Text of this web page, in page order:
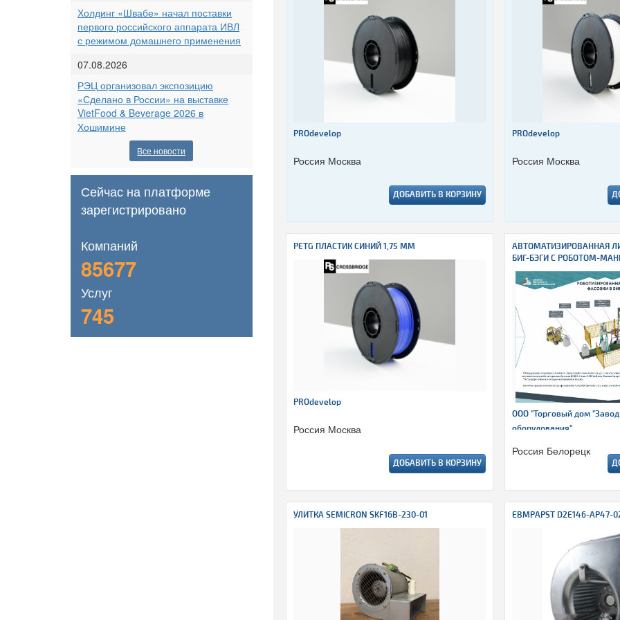
Холдинг «Швабе» начал поставки
первого российского аппарата ИВЛ
с режимом домашнего применения
07.08.2026
РЭЦ организовал экспозицию
«Сделано в России» на выставке
VietFood & Beverage 2026 в
Хошимине
Все новости
Сейчас на платформе
зарегистрировано
Компаний
85677
Услуг
745
PROdevelop
Россия Москва
ДОБАВИТЬ В КОРЗИНУ
PROdevelop
Россия Москва
PETG ПЛАСТИК СИНИЙ 1,75 ММ
PROdevelop
Россия Москва
ДОБАВИТЬ В КОРЗИНУ
АВТОМАТИЗИРОВАННАЯ
БИГ-БЭГИ С РОБОТОМ-
ООО "Торговый дом "Завод
оборудования"
Россия Белорецк
УЛИТКА SEMICRON SKF16B-230-01 EBMPAPST D2E146-AP47-